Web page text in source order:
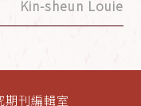
Kin-sheun Louie
期刊編輯室